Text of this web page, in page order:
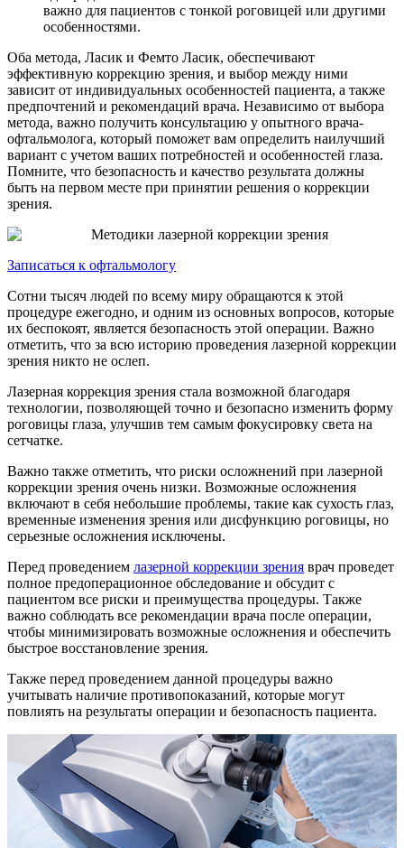
важно для пациентов с тонкой роговицей или другими
особенностями.
Оба метода, Ласик и Фемто Ласик, обеспечивают
эффективную коррекцию зрения, и выбор между ними
зависит от индивидуальных особенностей пациента, а также
предпочтений и рекомендаций врача. Независимо от выбора
метода, важно получить консультацию у опытного врача-
офтальмолога, который поможет вам определить наилучший
вариант с учетом ваших потребностей и особенностей глаза.
Помните, что безопасность и качество результата должны
быть на первом месте при принятии решения о коррекции
зрения.
Записаться к офтальмологу
Сотни тысяч людей по всему миру обращаются к этой
процедуре ежегодно, и одним из основных вопросов, которые
их беспокоят, является безопасность этой операции. Важно
отметить, что за всю историю проведения лазерной коррекции
зрения никто не ослеп.
Лазерная коррекция зрения стала возможной благодаря
технологии, позволяющей точно и безопасно изменить форму
роговицы глаза, улучшив тем самым фокусировку света на
сетчатке.
Важно также отметить, что риски осложнений при лазерной
коррекции зрения очень низки. Возможные осложнения
включают в себя небольшие проблемы, такие как сухость глаз,
временные изменения зрения или дисфункцию роговицы, но
серьезные осложнения исключены.
Перед проведением лазерной коррекции зрения врач проведет
полное предоперационное обследование и обсудит с
пациентом все риски и преимущества процедуры. Также
важно соблюдать все рекомендации врача после операции,
чтобы минимизировать возможные осложнения и обеспечить
быстрое восстановление зрения.
Также перед проведением данной процедуры важно
учитывать наличие противопоказаний, которые могут
повлиять на результаты операции и безопасность пациента.